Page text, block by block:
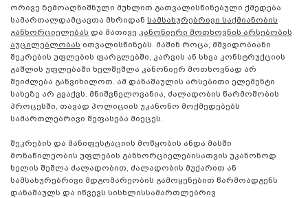
ორივე ზემოაღნიშნული მუხლით გათვალისწინებული ქმედება
სამართალდამცავთა მხრიდან სამსახურებრივი საქმიანობის
განხორციელებას და მათივე კანონიერი მოთხოვნის არსებობის
აუცილებლობას ითვალისწინებს. მაშინ როცა, მშვიდობიანი
შეკრების უფლების ფარგლებში, კარვის ან სხვა კონსტრუქციის
გაშლის უფლებაში ხელშეშლა კანონიერ მოთხოვნად არ
შეიძლება განვიხილოთ. ამ დანაშაულის არსებითი ელემენტი
სახეზე არ გვაქვს. მნიშვნელოვანია, ძალადობის წარმოშობის
პროცესში, თავად პოლიციის უკანონო მოქმედებებს
სამართლებრივი შეფასება მიეცეს.
შეკრების და მანიფესტაციის მოწყობის ანდა მასში
მონაწილეობის უფლების განხორციელებისათვის უკანონოდ
ხელის შეშლა ძალადობით, ძალადობის მუქარით ან
სამსახურებრივი მდგომარეობის გამოყენებით წარმოადგენს
დანაშაულს და იწვევს სისხლისსამართლებრივ